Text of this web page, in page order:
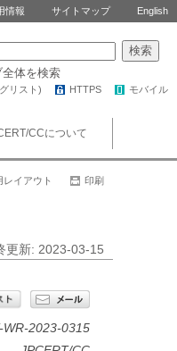
情報 サイトマップ English
全体を検索
リスト ) HTTPS モバイル
CCについて
レイアウト 印刷
更新: 2023-03-15
WR-2023-0315